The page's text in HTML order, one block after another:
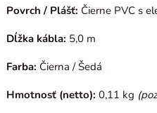
Povrch / Plášť: Čierne PVC s
Dĺžka kábla: 5,0 m
Farba: Čierna / Šedá
Hmotnosť (netto): 0,11 kg